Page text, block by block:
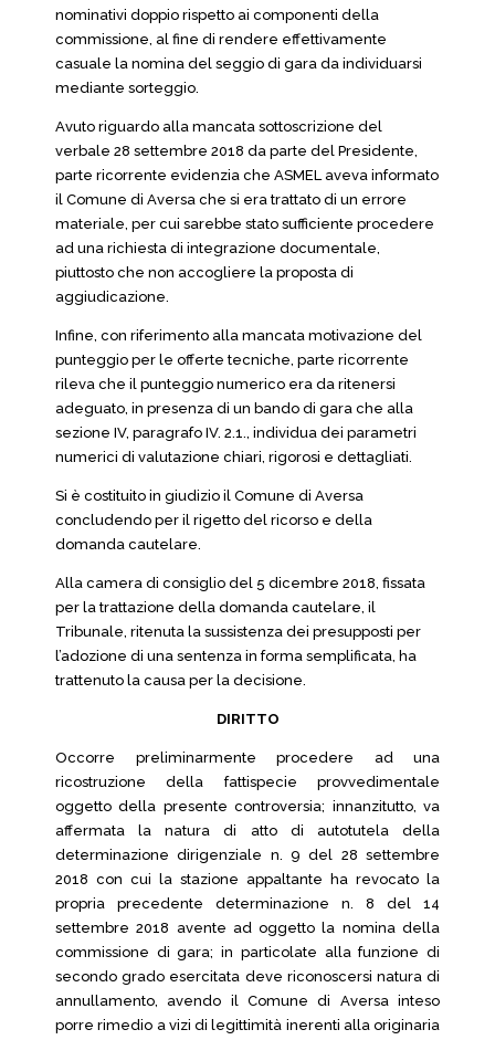
nominativi doppio rispetto ai componenti della
commissione, al fine di rendere effettivamente
casuale la nomina del seggio di gara da individuarsi
mediante sorteggio.
Avuto riguardo alla mancata sottoscrizione del
verbale 28 settembre 2018 da parte del Presidente,
parte ricorrente evidenzia che ASMEL aveva informato
il Comune di Aversa che si era trattato di un errore
materiale, per cui sarebbe stato sufficiente procedere
ad una richiesta di integrazione documentale,
piuttosto che non accogliere la proposta di
aggiudicazione.
Infine, con riferimento alla mancata motivazione del
punteggio per le offerte tecniche, parte ricorrente
rileva che il punteggio numerico era da ritenersi
adeguato, in presenza di un bando di gara che alla
sezione IV, paragrafo IV. 2.1., individua dei parametri
numerici di valutazione chiari, rigorosi e dettagliati.
Si è costituito in giudizio il Comune di Aversa
concludendo per il rigetto del ricorso e della
domanda cautelare.
Alla camera di consiglio del 5 dicembre 2018, fissata
per la trattazione della domanda cautelare, il
Tribunale, ritenuta la sussistenza dei presupposti per
l’adozione di una sentenza in forma semplificata, ha
trattenuto la causa per la decisione.
DIRITTO
Occorre preliminarmente procedere ad una
ricostruzione della fattispecie provvedimentale
oggetto della presente controversia; innanzitutto, va
affermata la natura di atto di autotutela della
determinazione dirigenziale n. 9 del 28 settembre
2018 con cui la stazione appaltante ha revocato la
propria precedente determinazione n. 8 del 14
settembre 2018 avente ad oggetto la nomina della
commissione di gara; in particolate alla funzione di
secondo grado esercitata deve riconoscersi natura di
annullamento, avendo il Comune di Aversa inteso
porre rimedio a vizi di legittimità inerenti alla originaria